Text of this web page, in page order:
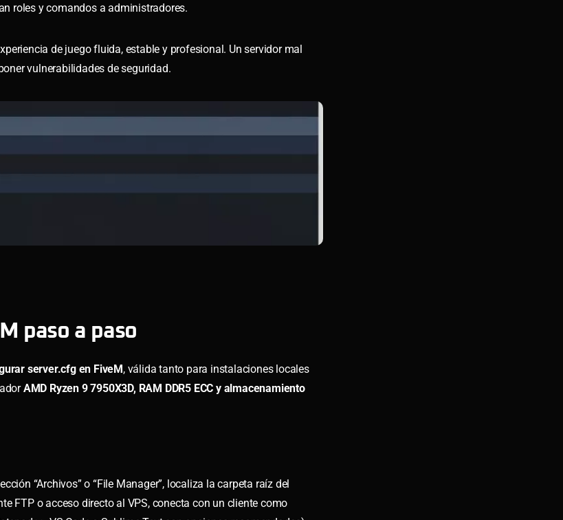
roles y comandos a administradores.
de juego fluida, estable y profesional. Un servidor mal
vulnerabilidades de seguridad.
paso a paso
server.cfg en FiveM, válida tanto para instalaciones locales
AMD Ryzen 9 7950X3D, RAM DDR5 ECC y almacenamiento
“Archivos” o “File Manager”, localiza la carpeta raíz del
FTP o acceso directo al VPS, conecta con un cliente como